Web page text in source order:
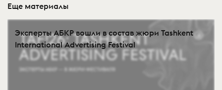
Еще материалы
Эксперты АБКР вошли в состав жюри Tashkent
International Advertising Festival